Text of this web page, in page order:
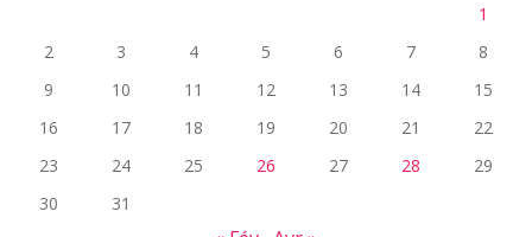
1
2
3 4 5 6 7
8
9
10 11 12 13 14
15
16
17 18 19 20 21
22
23
24 25 26 27 28
29
30
31